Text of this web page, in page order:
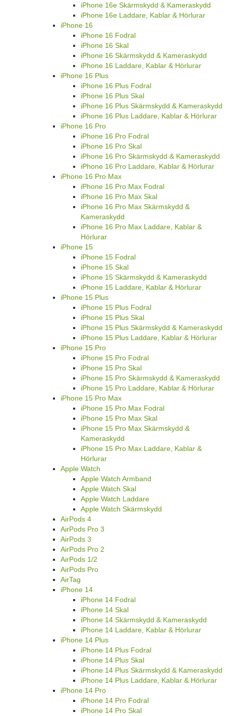
iPhone 16e Skärmskydd & Kameraskydd
iPhone 16e Laddare, Kablar & Hörlurar
iPhone 16
iPhone 16 Fodral
iPhone 16 Skal
iPhone 16 Skärmskydd & Kameraskydd
iPhone 16 Laddare, Kablar & Hörlurar
iPhone 16 Plus
iPhone 16 Plus Fodral
iPhone 16 Plus Skal
iPhone 16 Plus Skärmskydd & Kameraskydd
iPhone 16 Plus Laddare, Kablar & Hörlurar
iPhone 16 Pro
iPhone 16 Pro Fodral
iPhone 16 Pro Skal
iPhone 16 Pro Skärmskydd & Kameraskydd
iPhone 16 Pro Laddare, Kablar & Hörlurar
iPhone 16 Pro Max
iPhone 16 Pro Max Fodral
iPhone 16 Pro Max Skal
iPhone 16 Pro Max Skärmskydd &
Kameraskydd
iPhone 16 Pro Max Laddare, Kablar &
Hörlurar
iPhone 15
iPhone 15 Fodral
iPhone 15 Skal
iPhone 15 Skärmskydd & Kameraskydd
iPhone 15 Laddare, Kablar & Hörlurar
iPhone 15 Plus
iPhone 15 Plus Fodral
iPhone 15 Plus Skal
iPhone 15 Plus Skärmskydd & Kameraskydd
iPhone 15 Plus Laddare, Kablar & Hörlurar
iPhone 15 Pro
iPhone 15 Pro Fodral
iPhone 15 Pro Skal
iPhone 15 Pro Skärmskydd & Kameraskydd
iPhone 15 Pro Laddare, Kablar & Hörlurar
iPhone 15 Pro Max
iPhone 15 Pro Max Fodral
iPhone 15 Pro Max Skal
iPhone 15 Pro Max Skärmskydd &
Kameraskydd
iPhone 15 Pro Max Laddare, Kablar &
Hörlurar
Apple Watch
Apple Watch Armband
Apple Watch Skal
Apple Watch Laddare
Apple Watch Skärmskydd
AirPods 4
AirPods Pro 3
AirPods 3
AirPods Pro 2
AirPods 1/2
AirPods Pro
AirTag
iPhone 14
iPhone 14 Fodral
iPhone 14 Skal
iPhone 14 Skärmskydd & Kameraskydd
iPhone 14 Laddare, Kablar & Hörlurar
iPhone 14 Plus
iPhone 14 Plus Fodral
iPhone 14 Plus Skal
iPhone 14 Plus Skärmskydd & Kameraskydd
iPhone 14 Plus Laddare, Kablar & Hörlurar
iPhone 14 Pro
iPhone 14 Pro Fodral
iPhone 14 Pro Skal